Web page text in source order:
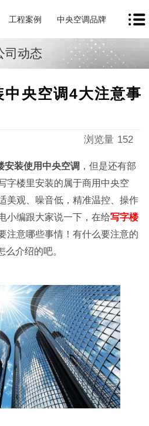
工程案例 中央空调品牌
司动态
央空调4大注意事
浏览量 152
安装使用中央空调 ，但是还有部
字楼里安装的属于商用中央空
美观、噪音低，精准温控、操作
小编跟大家说一下，在给写字楼
注意哪些事情！有什么要注意的
介绍的吧。